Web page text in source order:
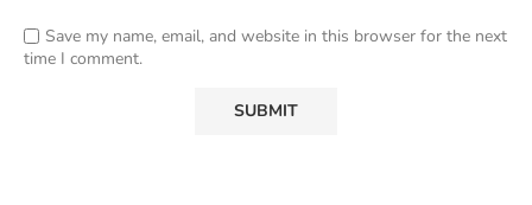
Save my name, email, and website in this browser for the next
time I comment.